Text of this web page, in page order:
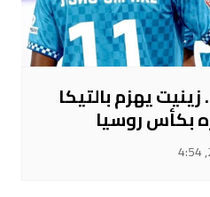
يهزم بالتيكا
بكأس روسيا